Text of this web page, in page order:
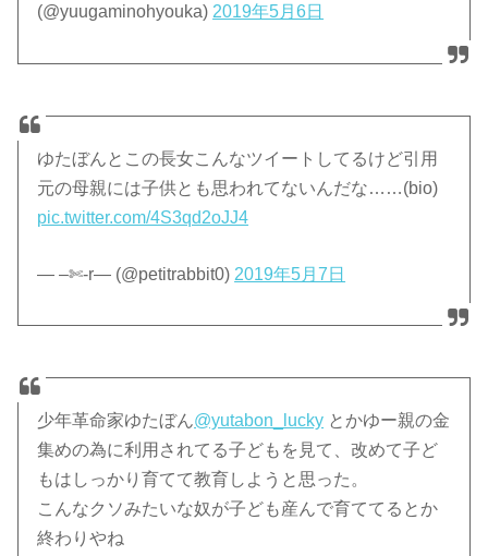
(@yuugaminohyouka) 2019年5月6日
ゆたぼんとこの長女こんなツイートしてるけど引用
元の母親には子供とも思われてないんだな……(bio)
pic.twitter.com/4S3qd2oJJ4
— –✄-r— (@petitrabbit0) 2019年5月7日
少年革命家ゆたぼん@yutabon_lucky とかゆー親の金
集めの為に利用されてる子どもを見て、改めて子ど
もはしっかり育てて教育しようと思った。
こんなクソみたいな奴が子ども産んで育ててるとか
終わりやね